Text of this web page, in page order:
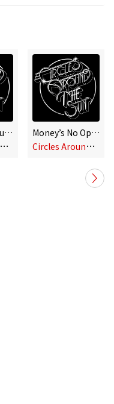
Leaving (Rogue Lemon)
C
ircles Around the Sun
Money’s No Option
C
ircles Around the Sun